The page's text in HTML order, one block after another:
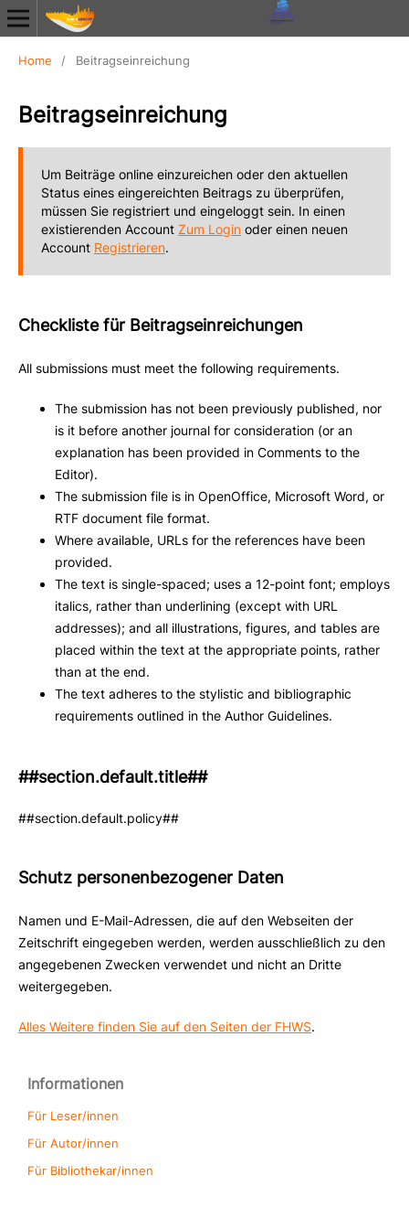
Home / Beitragseinreichung
Beitragseinreichung
Um Beiträge online einzureichen oder den aktuellen
Status eines eingereichten Beitrags zu überprüfen,
müssen Sie registriert und eingeloggt sein. In einen
existierenden Account Zum Loginoder einen neuen
Account Registrieren.
Checkliste für Beitragseinreichungen
All submissions must meet the following requirements.
The submission has not been previously published, nor
is it before another journal for consideration (or an
explanation has been provided in Comments to the
Editor).
The submission file is in OpenOffice, Microsoft Word, or
RTF document file format.
Where available, URLs for the references have been
provided.
The text is single-spaced; uses a 12-point font; employs
italics, rather than underlining (except with URL
addresses); and all illustrations, figures, and tables are
placed within the text at the appropriate points, rather
than at the end.
The text adheres to the stylistic and bibliographic
requirements outlined in the Author Guidelines.
##section.default.title##
##section.default.policy##
Schutz personenbezogener Daten
Namen und E-Mail-Adressen, die auf den Webseiten der
Zeitschrift eingegeben werden, werden ausschließlich zu den
angegebenen Zwecken verwendet und nicht an Dritte
weitergegeben.
Alles Weitere finden Sie auf den Seiten der FHWS.
Informationen
Für Leser/innen
Für Autor/innen
Für Bibliothekar/innen